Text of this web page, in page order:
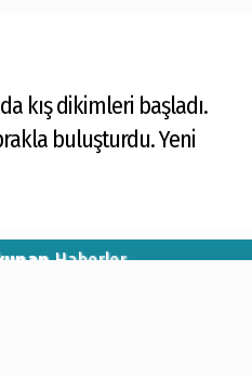
kış dikimleri başladı.
buluşturdu. Yeni
Haberler